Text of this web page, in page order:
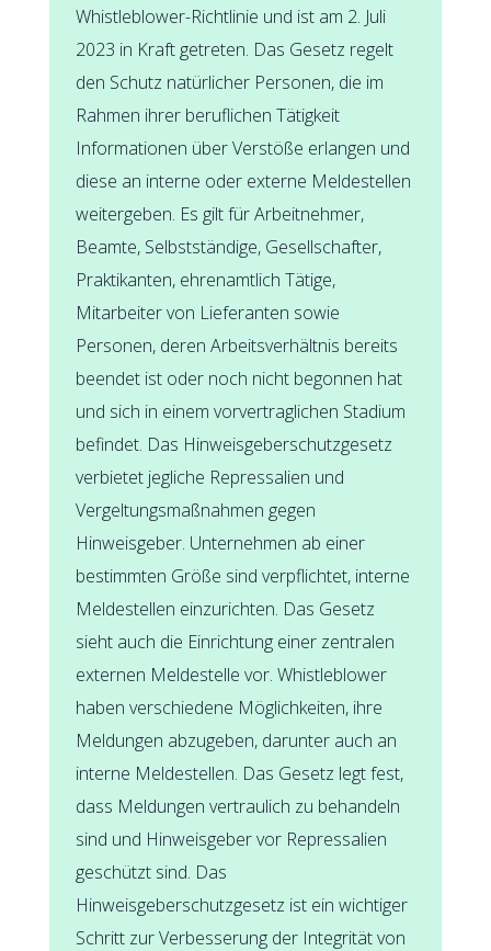
Whistleblower-Richtlinie und ist am 2. Juli
2023 in Kraft getreten. Das Gesetz regelt
den Schutz natürlicher Personen, die im
Rahmen ihrer beruflichen Tätigkeit
Informationen über Verstöße erlangen und
diese an interne oder externe Meldestellen
weitergeben. Es gilt für Arbeitnehmer,
Beamte, Selbstständige, Gesellschafter,
Praktikanten, ehrenamtlich Tätige,
Mitarbeiter von Lieferanten sowie
Personen, deren Arbeitsverhältnis bereits
beendet ist oder noch nicht begonnen hat
und sich in einem vorvertraglichen Stadium
befindet. Das Hinweisgeberschutzgesetz
verbietet jegliche Repressalien und
Vergeltungsmaßnahmen gegen
Hinweisgeber. Unternehmen ab einer
bestimmten Größe sind verpflichtet, interne
Meldestellen einzurichten. Das Gesetz
sieht auch die Einrichtung einer zentralen
externen Meldestelle vor. Whistleblower
haben verschiedene Möglichkeiten, ihre
Meldungen abzugeben, darunter auch an
interne Meldestellen. Das Gesetz legt fest,
dass Meldungen vertraulich zu behandeln
sind und Hinweisgeber vor Repressalien
geschützt sind. Das
Hinweisgeberschutzgesetz ist ein wichtiger
Schritt zur Verbesserung der Integrität von